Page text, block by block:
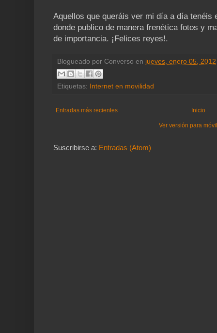
Aquellos que queráis ver mi día a día tenéis
donde publico de manera frenética fotos y
de importancia. ¡Felices reyes!.
Blogueado por Converso en jueves, enero 05, 2012
Etiquetas: Internet en movilidad
Entradas más recientes Inicio
Ver versión para
Suscribirse a: Entradas (Atom)